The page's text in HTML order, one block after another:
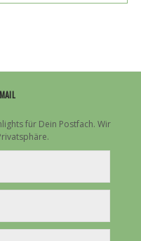
ALBUM
für Dein Postfach. Wir